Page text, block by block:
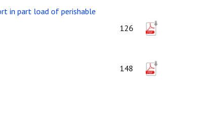
in part load of perishable
126
148